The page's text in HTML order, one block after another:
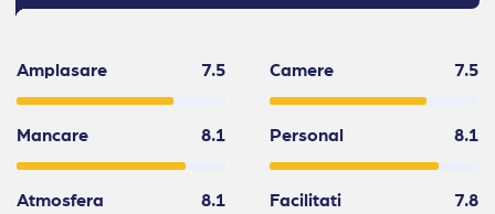
Amplasare 7.5 Camere 7.5
Mancare 8.1 Personal 8.1
Atmosfera 8.1 Facilitati 7.8